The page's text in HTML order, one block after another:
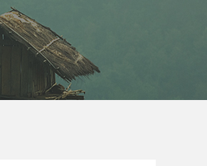
电话：400-888-9358